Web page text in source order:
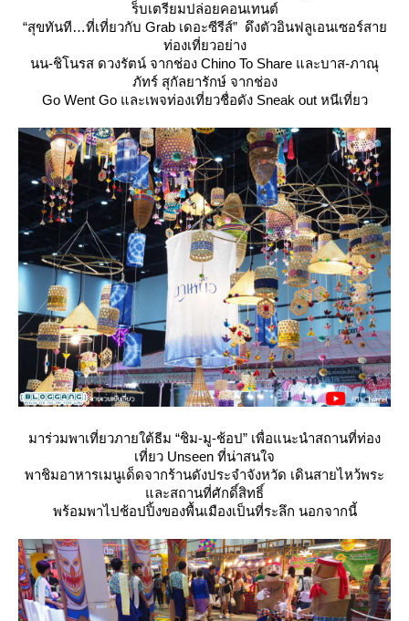
ร็บเตรียมปล่อยคอนเทนต์
“สุขทันที…ที่เที่ยวกับ Grab เดอะซีรีส์” ดึงตัวอินฟลูเอนเซอร์สา
ท่องเที่ยวอย่าง
นน-ชิโนรส ดวงรัตน์ จากช่อง Chino To Share และบาส-ภาณุ
ภัทร์ สุกัลยารักษ์ จากช่อง
Go Went Go และเพจท่องเที่ยวชื่อดัง Sneak out หนีเที่ยว
มาร่วมพาเที่ยวภายใต้ธีม “ชิม-มู-ช้อป” เพื่อแนะนำสถานที่ท่อง
เที่ยว Unseen ที่น่าสนใจ
พาชิมอาหารเมนูเด็ดจากร้านดังประจำจังหวัด เดินสายไหว้พระ
ละสถานที่ศักดิ์สิทธิ์
พร้อมพาไปช้อปปิ้งของพื้นเมืองเป็นที่ระลึก นอกจากนี้